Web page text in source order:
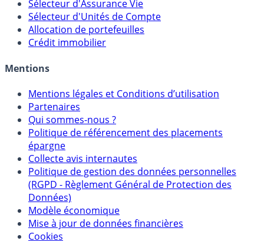
Calculette Rachat Assurance Vie
Sélecteur d'Assurance Vie
Sélecteur d'Unités de Compte
Crédit immobilier
Mentions
Mentions légales et Conditions d’utilisation
Partenaires
Qui sommes-nous ?
Politique de référencement des placements
épargne
Collecte avis internautes
Politique de gestion des données personnelles
(RGPD - Règlement Général de Protection des
Données)
Modèle économique